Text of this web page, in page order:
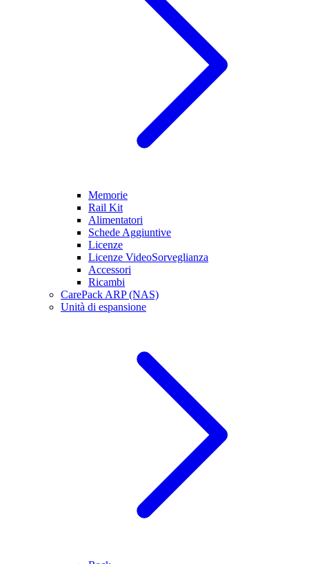
Memorie
Rail Kit
Alimentatori
Schede Aggiuntive
Licenze
Licenze VideoSorveglianza
Accessori
Ricambi
CarePack ARP (NAS)
Unità di espansione